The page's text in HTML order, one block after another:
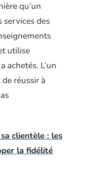
qu’un
services des
utilise
achetés. L’un
réussir à
clientèle : les
la fidélité